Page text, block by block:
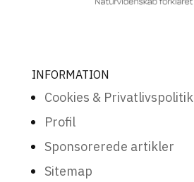
INFORMATION
Cookies & Privatlivspolitik
Profil
Sponsorerede artikler
Sitemap